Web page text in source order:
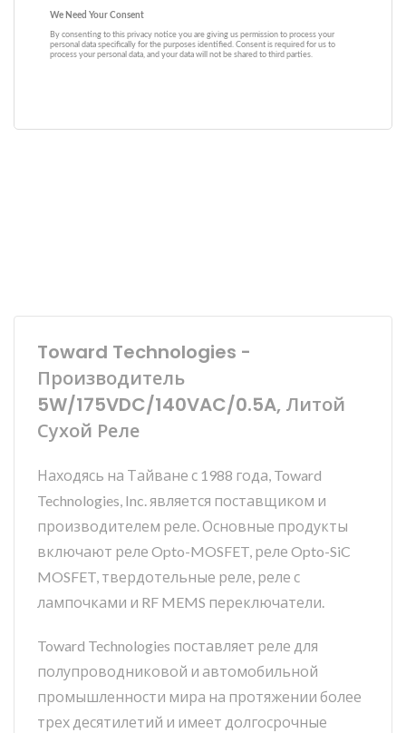
Toward Technologies -
Производитель
5W/175VDC/140VAC/0.5A, Литой
Сухой Реле
Находясь на Тайване с 1988 года, Toward
Technologies, Inc. является поставщиком и
производителем реле. Основные продукты
включают реле Opto-MOSFET, реле Opto-SiC
MOSFET, твердотельные реле, реле с
лампочками и RF MEMS переключатели.
Toward Technologies поставляет реле для
полупроводниковой и автомобильной
промышленности мира на протяжении более
трех десятилетий и имеет долгосрочные